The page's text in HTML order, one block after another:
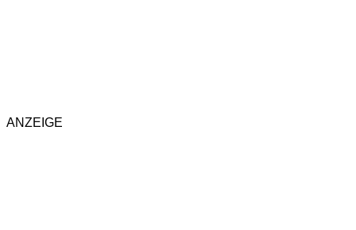
ANZEIGE